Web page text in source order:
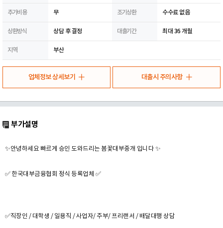
추가비용 무 조기상환 수수료 없음
상환방식 상담 후 결정 대출기간 최대 36 개월
지역 부산
업체정보 상세보기 대출시 주의사항
부가설명
✨안녕하세요 빠르게 승인 도와드리는 봄꽃대부중개 입니다 ✨
✅ 한국대부금융협회 정식 등록업체 ✅
✅직장인 / 대학생 / 일용직 / 사업자/ 주부/ 프리랜서 / 배달대행 상담